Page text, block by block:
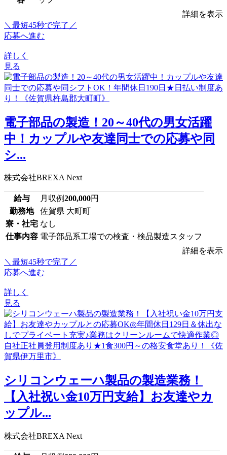
詳細を表示
＼最短45秒で完了／
応募へ進む
詳しく
見る
電子部品の製造！20～40代の男女活躍
中！カップルや友達同士での応募や同
シ...
株式会社BREXA Next
給与 月収例200,000円
勤務地
佐賀県 大町町
寮・社宅 なし
仕事内容 電子部品系工場での検査・検品製造スタッフ
詳細を表示
＼最短45秒で完了／
応募へ進む
詳しく
見る
シリコンウェーハ製品の製造業務！
【入社祝い金10万円支給】お友達やカ
ップル...
株式会社BREXA Next